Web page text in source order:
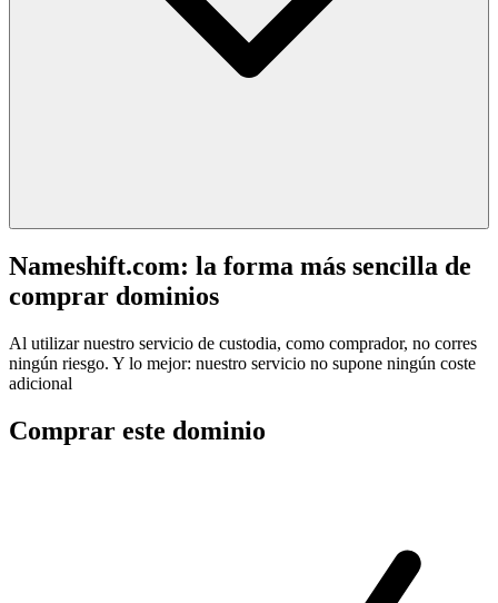
Nameshift.com: la forma más sencilla de
comprar dominios
Al utilizar nuestro servicio de custodia, como comprador, no corres
ningún riesgo. Y lo mejor: nuestro servicio no supone ningún coste
adicional
Comprar este dominio